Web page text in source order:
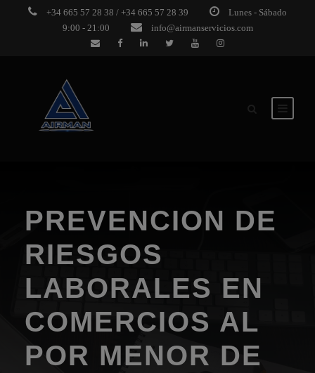
+34 665 57 28 38 / +34 665 57 28 39
Lunes - Sábado
9:00 - 21:00
info@airmanservicios.com
PREVENCION DE
RIESGOS
LABORALES EN
COMERCIOS AL
POR MENOR DE